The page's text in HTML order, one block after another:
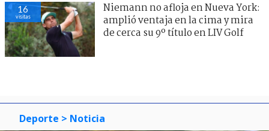
16
visitas
Niemann no afloja en Nueva York:
amplió ventaja en la cima y mira
de cerca su 9º título en LIV Golf
Deporte > Noticia